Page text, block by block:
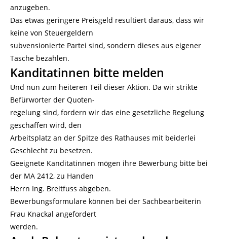
anzugeben.
Das etwas geringere Preisgeld resultiert daraus, dass wir
keine von Steuergeldern
subvensionierte Partei sind, sondern dieses aus eigener
Tasche bezahlen.
Kanditatinnen bitte melden
Und nun zum heiteren Teil dieser Aktion. Da wir strikte
Befürworter der Quoten-
regelung sind, fordern wir das eine gesetzliche Regelung
geschaffen wird, den
Arbeitsplatz an der Spitze des Rathauses mit beiderlei
Geschlecht zu besetzen.
Geeignete Kanditatinnen mögen ihre Bewerbung bitte bei
der MA 2412, zu Handen
Herrn Ing. Breitfuss abgeben.
Bewerbungsformulare können bei der Sachbearbeiterin
Frau Knackal angefordert
werden.